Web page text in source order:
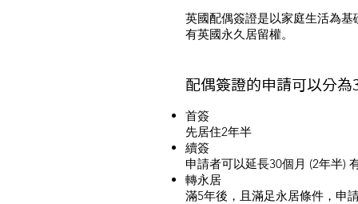
英國配偶簽證是以家庭生活為
有英國永久居留權。
配偶簽證的申請可以分為
首簽
先居住2年半
續簽
申請者可以延長30個月 (2年半)
轉永居
滿5年後，且滿足永居條件，申